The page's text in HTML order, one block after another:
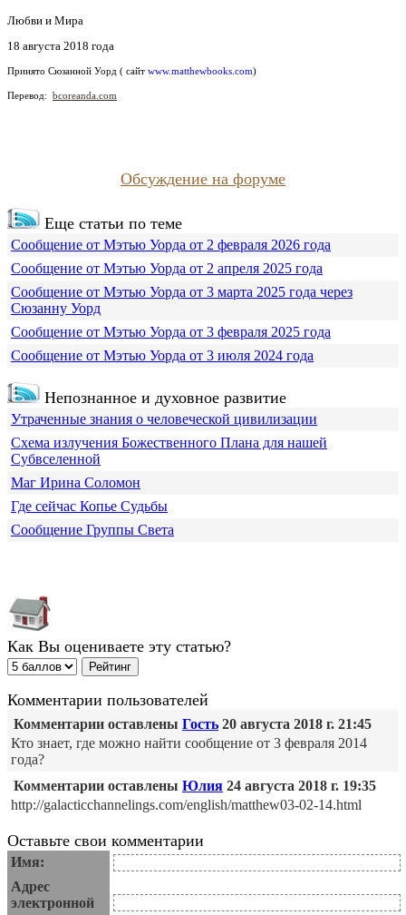
Любви и Мира
18 августа 2018 года
Принято Сюзанной Уорд ( сайт www.matthewbooks.com)
Перевод: bcoreanda.com
Обсуждение на форуме
Еще статьи по теме
Сообщение от Мэтью Уорда от 2 февраля 2026 года
Сообщение от Мэтью Уорда от 2 апреля 2025 года
Сообщение от Мэтью Уорда от 3 марта 2025 года через
Сюзанну Уорд
Сообщение от Мэтью Уорда от 3 февраля 2025 года
Сообщение от Мэтью Уорда от 3 июля 2024 года
Непознанное и духовное развитие
Утраченные знания о человеческой цивилизации
Схема излучения Божественного Плана для нашей
Субвселенной
Маг Ирина Соломон
Где сейчас Копье Судьбы
Сообщение Группы Света
Как Вы оцениваете эту статью?
Комментарии пользователей
Комментарии оставлены Гость 20 августа 2018 г. 21:45
Кто знает, где можно найти сообщение от 3 февраля 2014
года?
Комментарии оставлены Юлия 24 августа 2018 г. 19:35
http://galacticchannelings.com/english/matthew03-02-14.html
Оставьте свои комментарии
Имя:
Адрес
электронной